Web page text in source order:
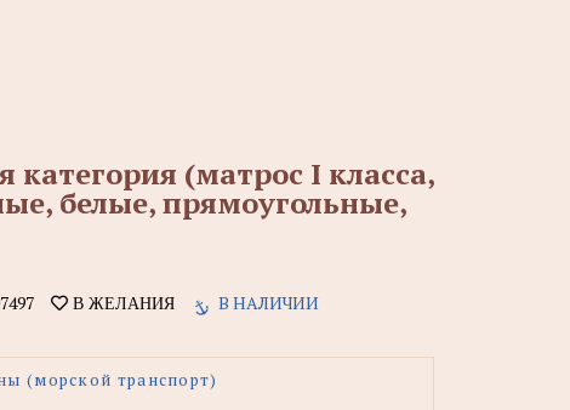
(матрос I класса,
белые, прямоугольные,
В ЖЕЛАНИЯ В НАЛИЧИИ
(морской транспорт)